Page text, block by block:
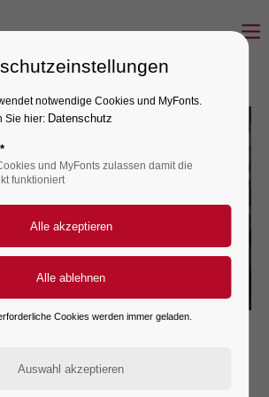
54-0
KÖLN´
am Raderberggürtel in Köln hat
notwendige Cookies und MyFonts.
Sie hier: Datenschutz
und MyFonts zulassen damit die
funktioniert
Cookies werden immer geladen.